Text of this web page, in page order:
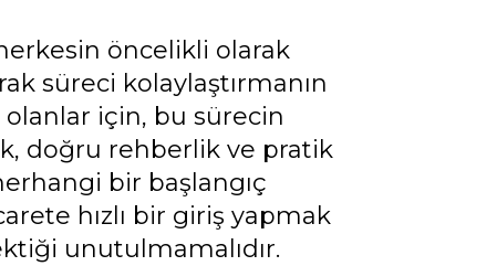
öncelikli olarak
süreci kolaylaştırmanın
için, bu sürecin
doğru rehberlik ve pratik
bir başlangıç
hızlı bir giriş yapmak
unutulmamalıdır.